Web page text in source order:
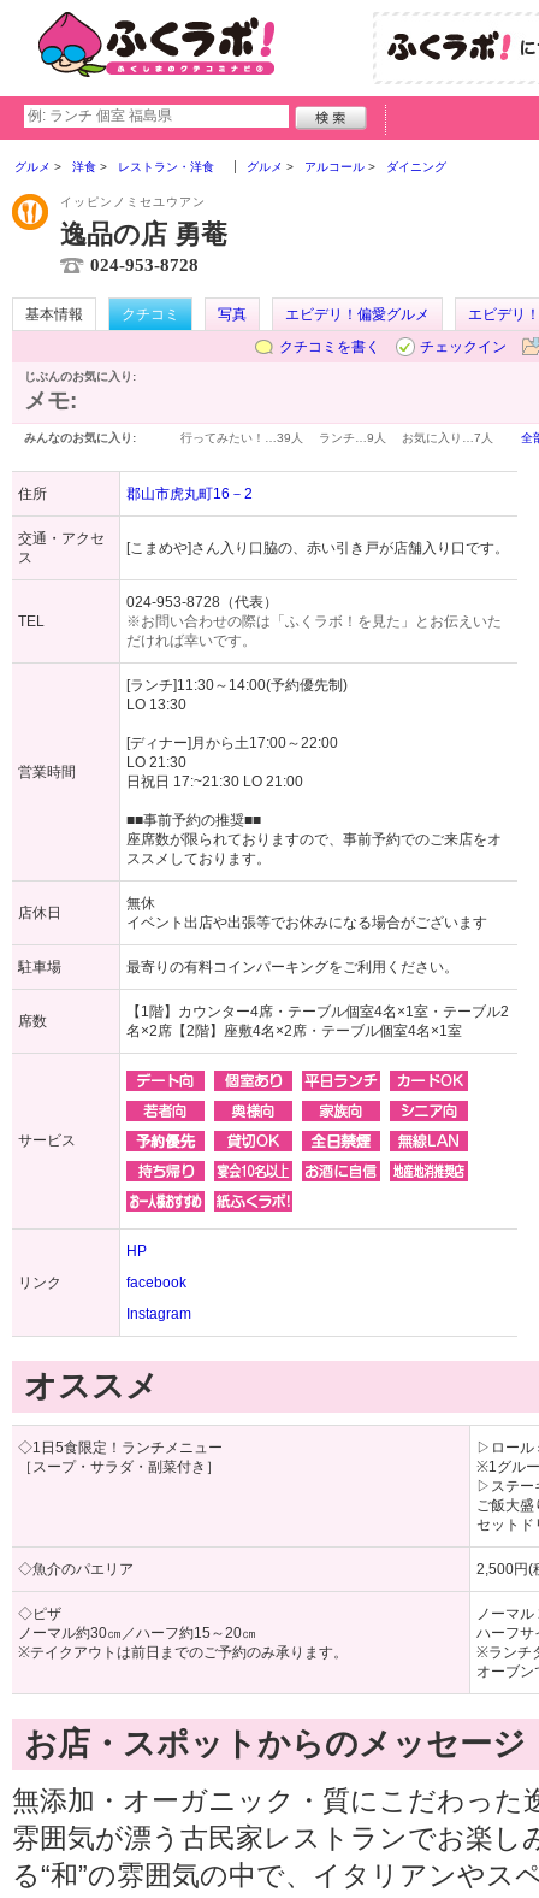
グルメ 洋食 レストラン・洋食 グルメ アルコール ダイニング
イッピンノミセユウアン
逸品の店 勇菴
024-953-8728
基本情報 クチコミ 写真 エビデリ！偏愛グルメ
エビデリ
クチコミを書く
チェックイン
じぶんのお気に入り:
メモ:
みんなのお気に入り: 行ってみたい！… 39人 ランチ… 9人 お気に入り… 7人 全
住所 郡山市虎丸町16－2
交通・アクセ
ス
[こまめや]さん入り口脇の、赤い引き戸が店舗入り口です。
TEL
024-953-8728（代表）
※お問い合わせの際は「ふくラボ！を見た」とお伝えいた
だければ幸いです。
営業時間
[ランチ]11:30～14:00(予約優先制)
LO 13:30
[ディナー]月から土17:00～22:00
LO 21:30
日祝日 17:~21:30 LO 21:00
■■事前予約の推奨■■
座席数が限られておりますので、事前予約でのご来店をオ
ススメしております。
店休日
無休
イベント出店や出張等でお休みになる場合がございます
駐車場 最寄りの有料コインパーキングをご利用ください。
席数
【1階】カウンター4席・テーブル個室4名×1室・テーブル2
名×2席【2階】座敷4名×2席・テーブル個室4名×1室
サービス
リンク
HP
facebook
Instagram
オススメ
◇1日5食限定！ランチメニュー
［スープ・サラダ・副菜付き］
▷ロール
※1グル
▷ステー
ご飯大
セット
◇魚介のパエリア 2,500円(
◇ピザ
ノーマル約30㎝／ハーフ約15～20㎝
※テイクアウトは前日までのご予約のみ承ります。
ノーマ
ハーフサ
※ランチ
オーブン
お店・スポットからのメッセージ
無添加・オーガニック・質にこだわった
雰囲気が漂う古民家レストランでお楽し
る“和”の雰囲気の中で、イタリアンやス